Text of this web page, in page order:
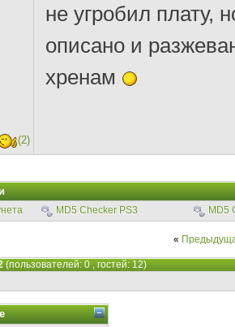
не угробил плату,
описано и
хренам
(2)
MD5 Checker PS3 MD5
«
(пользователей: 0 , гостей: 12)